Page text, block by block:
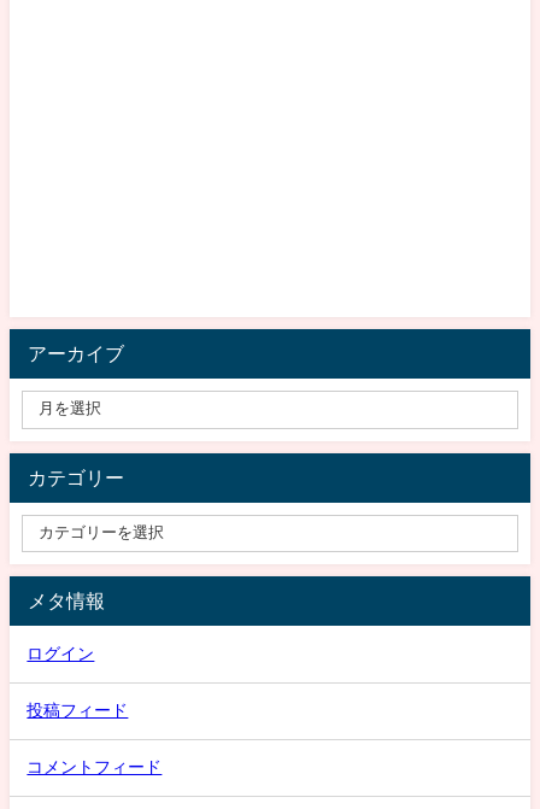
アーカイブ
カテゴリー
メタ情報
ログイン
投稿フィード
コメントフィード